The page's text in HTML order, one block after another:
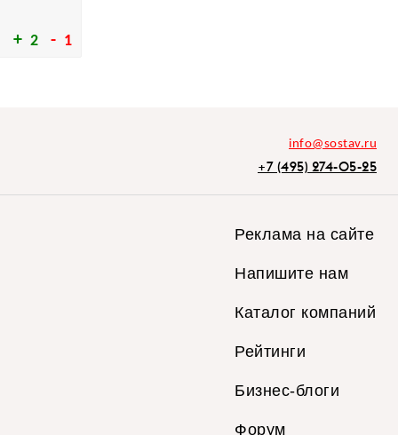
2 1
info@sostav.ru
+7 (495) 274-05-25
Реклама на сайте
Напишите нам
Каталог компаний
Рейтинги
Бизнес-блоги
Форум